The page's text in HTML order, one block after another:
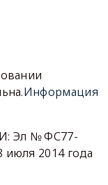
Информация
Эл № ФС77-
2014 года